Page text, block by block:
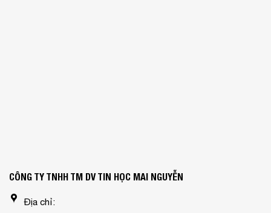
CÔNG TY TNHH TM DV TIN HỌC MAI NGUYỄN
Địa chỉ: